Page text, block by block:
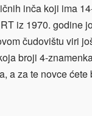
inča koji ima
iz 1970. godine
čudovištu viri
broji 4-
a za te novce